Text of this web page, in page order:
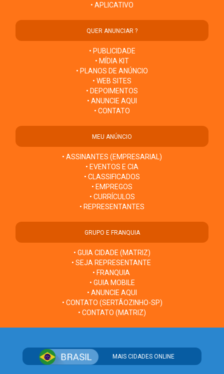
• APLICATIVO
QUER ANUNCIAR ?
• PUBLICIDADE
• MÍDIA KIT
• PLANOS DE ANÚNCIO
• WEB SITES
• DEPOIMENTOS
• ANUNCIE AQUI
• CONTATO
MEU ANÚNCIO
• ASSINANTES (EMPRESARIAL)
• EVENTOS E CIA
• CLASSIFICADOS
• EMPREGOS
• CURRÍCULOS
• REPRESENTANTES
GRUPO E FRANQUIA
• GUIA CIDADE (MATRIZ)
• SEJA REPRESENTANTE
• FRANQUIA
• GUIA MOBILE
• ANUNCIE AQUI
• CONTATO (SERTÃOZINHO-SP)
• CONTATO (MATRIZ)
MAIS CIDADES ONLINE